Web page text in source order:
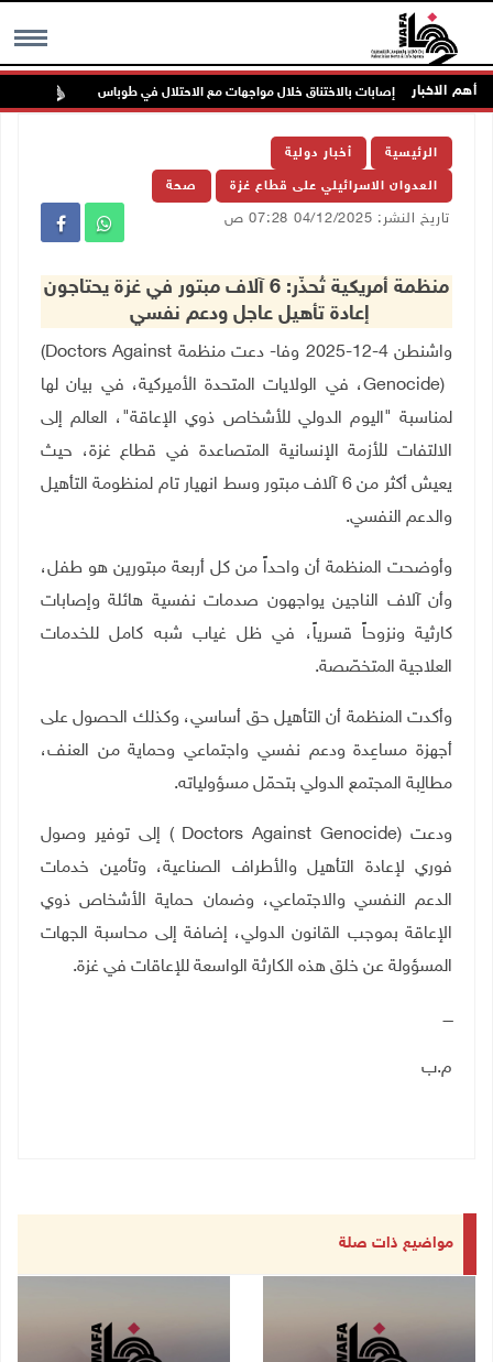
MENU أهم الاخبار إصابات بالاختناق خلال مواجهات مع الاحتلال في طوباس
الرئيسية أخبار دولية
العدوان الاسرائيلي على قطاع غزة صحة
تاريخ النشر: 04/12/2025 07:28 ص
منظمة أمريكية تُحذّر: 6 آلاف مبتور في غزة يحتاجون
إعادة تأهيل عاجل ودعم نفسي
واشنطن 4-12-2025 وفا- دعت منظمة
(Doctors Against
Genocide)، في الولايات المتحدة الأميركية، في بيان لها
لمناسبة "اليوم الدولي للأشخاص ذوي الإعاقة"، العالم إلى
الالتفات للأزمة الإنسانية المتصاعدة في قطاع غزة، حيث
يعيش أكثر من 6 آلاف مبتور وسط انهيار تام لمنظومة التأهيل
والدعم النفسي.
وأوضحت المنظمة أن واحداً من كل أربعة مبتورين هو طفل،
وأن آلاف الناجين يواجهون صدمات نفسية هائلة وإصابات
كارثية ونزوحاً قسرياً، في ظل غياب شبه كامل للخدمات
العلاجية المتخصّصة.
وأكدت المنظمة أن التأهيل حق أساسي، وكذلك الحصول على
أجهزة مساعِدة ودعم نفسي واجتماعي وحماية من العنف،
مطالِبة المجتمع الدولي بتحمّل مسؤولياته.
ودعت Doctors Against Genocide)
( إلى توفير وصول
فوري لإعادة التأهيل والأطراف الصناعية، وتأمين خدمات
الدعم النفسي والاجتماعي، وضمان حماية الأشخاص ذوي
الإعاقة بموجب القانون الدولي، إضافة إلى محاسبة الجهات
المسؤولة عن خلق هذه الكارثة الواسعة للإعاقات في غزة.
ــــ
م.ب
مواضيع ذات صلة